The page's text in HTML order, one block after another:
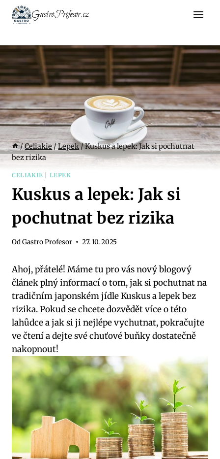
Přeskočit
GastroProfesor.cz
/Celiakie/Lepek/Kuskus a lepek: Jak si pochutnat
bez rizika
CELIAKIE LEPEK
Kuskus a lepek: Jak si
pochutnat bez rizika
OdGastro Profesor 27. 10. 2025
Ahoj, přátelé! Máme tu pro vás nový blogový
článek plný informací o tom, jak si pochutnat na
tradičním japonském jídle Kuskus a lepek bez
rizika. Pokud se chcete dozvědět více o této
lahůdce a jak si ji nejlépe vychutnat, pokračujte
ve čtení a dejte své chuťové buňky dostatečně
nakopnout!